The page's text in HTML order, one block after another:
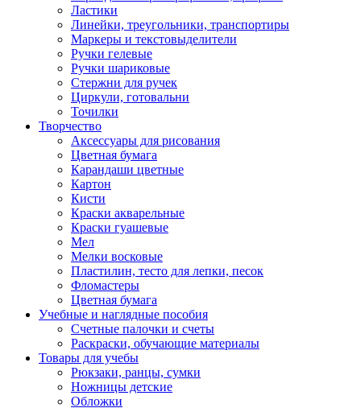
Ластики
Линейки, треугольники, транспортиры
Маркеры и текстовыделители
Ручки гелевые
Ручки шариковые
Стержни для ручек
Циркули, готовальни
Точилки
Творчество
Аксессуары для рисования
Цветная бумага
Карандаши цветные
Картон
Кисти
Краски акварельные
Краски гуашевые
Мел
Мелки восковые
Пластилин, тесто для лепки, песок
Фломастеры
Цветная бумага
Учебные и наглядные пособия
Счетные палочки и счеты
Раскраски, обучающие материалы
Товары для учебы
Рюкзаки, ранцы, сумки
Ножницы детские
Обложки